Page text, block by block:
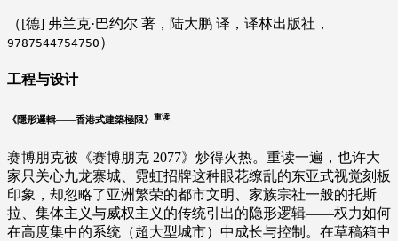
（[德] 弗兰克·巴约尔 著，陆大鹏 译，译林出版社，
9787544754750 ）
工程与设计
《隱形邏輯——香港式建築極限》 重读
赛博朋克被《赛博朋克 2077》炒得火热。重读一遍，也许大
家只关心九龙寨城、霓虹招牌这种眼花缭乱的东亚式视觉刻板
印象，却忽略了亚洲繁荣的都市文明、家族宗社一般的托斯
拉、集体主义与威权主义的传统引出的隐形逻辑——权力如何
在高度集中的系统（超大型城市）中成长与控制。在草稿箱中